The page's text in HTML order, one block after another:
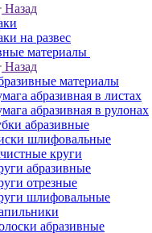
Назад
на развес
материалы
Назад
материалы
абразивная в листах
абразивная в рулонах
абразивные
шлифовальные
круги
абразивные
отрезные
шлифовальные
абразивные